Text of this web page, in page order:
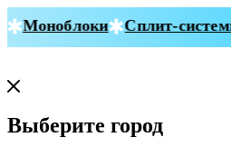
Моноблоки Сплит-системы
Выберите город